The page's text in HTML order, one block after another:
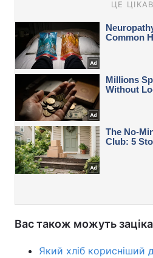
Вас також можуть
Який хліб корисніший